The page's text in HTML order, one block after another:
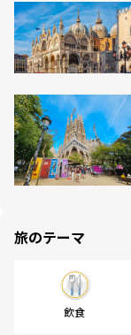
旅のテーマ
飲食